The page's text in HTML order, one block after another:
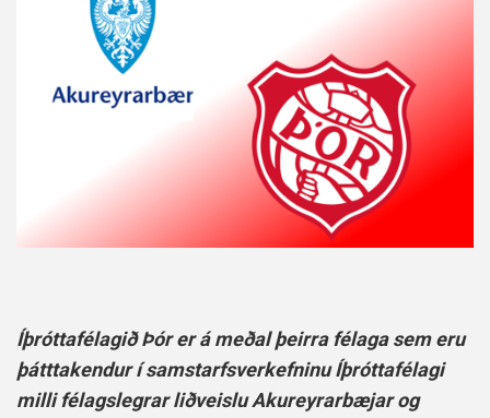
Íþróttafélagið Þór er á meðal þeirra félaga sem eru
þátttakendur í samstarfsverkefninu Íþróttafélagi
milli félagslegrar liðveislu Akureyrarbæjar og